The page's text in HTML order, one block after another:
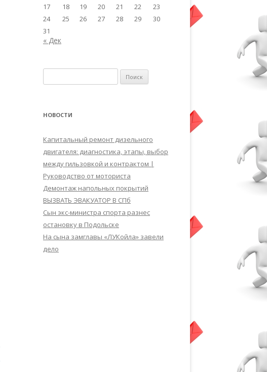
17
18 19 20 21 22
23
24
25 26 27 28 29
30
31
« Дек
НОВОСТИ
Капитальный ремонт дизельного
двигателя: диагностика, этапы, выбор
между гильзовкой и контрактом |
Руководство от моториста
Демонтаж напольных покрытий
ВЫЗВАТЬ ЭВАКУАТОР В СПб
Сын экс-министра спорта разнес
остановку в Подольске
На сына замглавы «ЛУКойла» завели
дело